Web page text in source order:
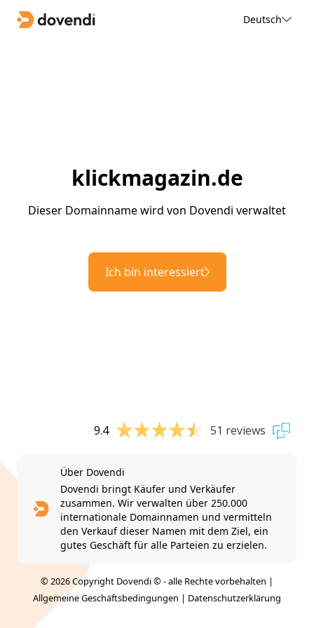
Deutsch
klickmagazin.de
Dieser Domainname wird von Dovendi verwaltet
Ich bin interessiert
9.4 51 reviews
Über Dovendi
Dovendi bringt Käufer und Verkäufer
zusammen. Wir verwalten über 250.000
internationale Domainnamen und vermitteln
den Verkauf dieser Namen mit dem Ziel, ein
gutes Geschäft für alle Parteien zu erzielen.
© 2026 Copyright Dovendi © - alle Rechte vorbehalten |
Allgemeine Geschäftsbedingungen | Datenschutzerklärung